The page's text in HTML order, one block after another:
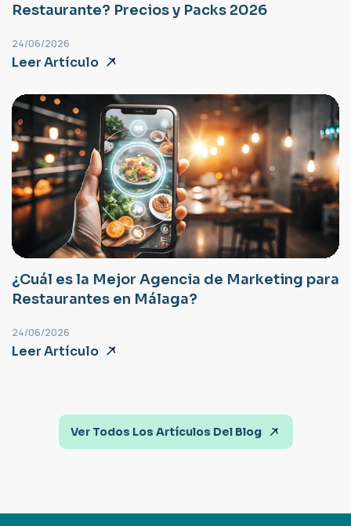
Restaurante? Precios y Packs 2026
24/06/2026
Leer Artículo
¿Cuál es la Mejor Agencia de Marketing para
Restaurantes en Málaga?
24/06/2026
Leer Artículo
Ver Todos Los Artículos Del Blog